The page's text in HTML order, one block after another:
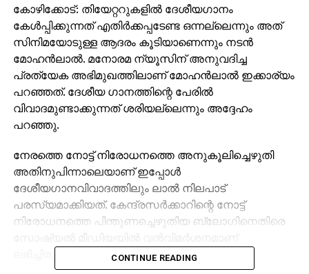
കോഴിക്കോട്: തിയേറ്ററുകളില്‍ ദേശീയഗാനം
കേള്‍പ്പിക്കുന്നത് എതിര്‍ക്കപ്പടേണ്ട ഒന്നല്ലെന്നും അത്
സിനിമയോടുള്ള ആദരം കൂടിയാണെന്നും നടന്‍
മോഹന്‍ലാല്‍. മനോരമ ന്യൂസിന് അനുവദിച്ച
പ്രത്യേക അഭിമുഖത്തിലാണ് മോഹന്‍ലാല്‍ ഇക്കാര്യം
പറഞ്ഞത്. ദേശീയ ഗാനത്തിന്റെ പേരില്‍
വിവാദമുണ്ടാക്കുന്നത് ശരിയല്ലെന്നും അദ്ദേഹം
പറഞ്ഞു.
നേരത്തെ നോട്ട് നിരോധനത്തെ അനുകൂലിച്ചെഴുതി
അതിനുപിന്നാലെയാണ് ഇപ്പോള്‍
ദേശീയഗാനവിവാദത്തിലും ലാല്‍ നിലപാട്
പരസ്യമാക്കിയത്. കേന്ദ്രസര്‍ക്കാറിന്റെ നോട്ട്
നിരോധനത്തെ പിന്തുണച്ചെഴുതിയ ബ്ലോഗിനെതിരെ
ലഭിച്ചിരുന്നത്.
CONTINUE READING